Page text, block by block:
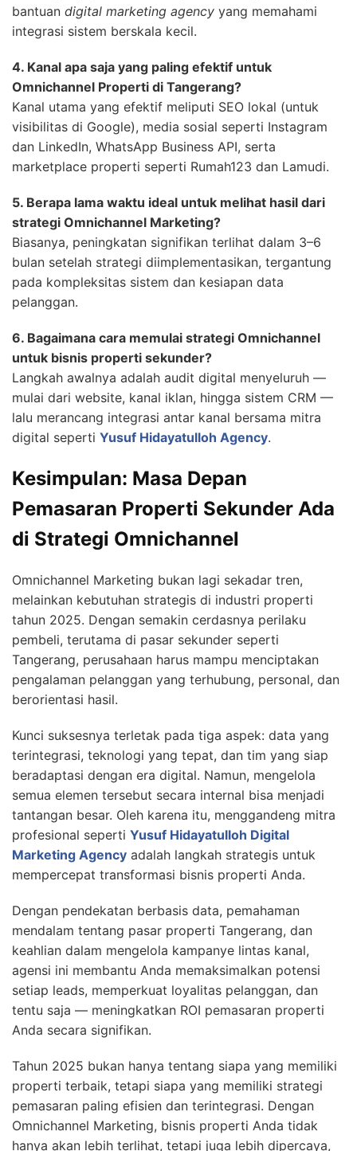
bantuan digital marketing agency yang memahami
integrasi sistem berskala kecil.
4. Kanal apa saja yang paling efektif untuk
Omnichannel Properti di Tangerang?
Kanal utama yang efektif meliputi SEO lokal (untuk
visibilitas di Google), media sosial seperti Instagram
dan LinkedIn, WhatsApp Business API, serta
marketplace properti seperti Rumah123 dan Lamudi.
5. Berapa lama waktu ideal untuk melihat hasil dari
strategi Omnichannel Marketing?
Biasanya, peningkatan signifikan terlihat dalam 3–6
bulan setelah strategi diimplementasikan, tergantung
pada kompleksitas sistem dan kesiapan data
pelanggan.
6. Bagaimana cara memulai strategi Omnichannel
untuk bisnis properti sekunder?
Langkah awalnya adalah audit digital menyeluruh —
mulai dari website, kanal iklan, hingga sistem CRM —
lalu merancang integrasi antar kanal bersama mitra
digital seperti Yusuf Hidayatulloh Agency.
Kesimpulan: Masa Depan
Pemasaran Properti Sekunder Ada
di Strategi Omnichannel
Omnichannel Marketing bukan lagi sekadar tren,
melainkan kebutuhan strategis di industri properti
tahun 2025. Dengan semakin cerdasnya perilaku
pembeli, terutama di pasar sekunder seperti
Tangerang, perusahaan harus mampu menciptakan
pengalaman pelanggan yang terhubung, personal, dan
berorientasi hasil.
Kunci suksesnya terletak pada tiga aspek: data yang
terintegrasi, teknologi yang tepat, dan tim yang siap
beradaptasi dengan era digital. Namun, mengelola
semua elemen tersebut secara internal bisa menjadi
tantangan besar. Oleh karena itu, menggandeng mitra
profesional seperti Yusuf Hidayatulloh Digital
Marketing Agency adalah langkah strategis untuk
mempercepat transformasi bisnis properti Anda.
Dengan pendekatan berbasis data, pemahaman
mendalam tentang pasar properti Tangerang, dan
keahlian dalam mengelola kampanye lintas kanal,
agensi ini membantu Anda memaksimalkan potensi
setiap leads, memperkuat loyalitas pelanggan, dan
tentu saja — meningkatkan ROI pemasaran properti
Anda secara signifikan.
Tahun 2025 bukan hanya tentang siapa yang memiliki
properti terbaik, tetapi siapa yang memiliki strategi
pemasaran paling efisien dan terintegrasi. Dengan
Omnichannel Marketing, bisnis properti Anda tidak
hanya akan lebih terlihat, tetapi juga lebih dipercaya,